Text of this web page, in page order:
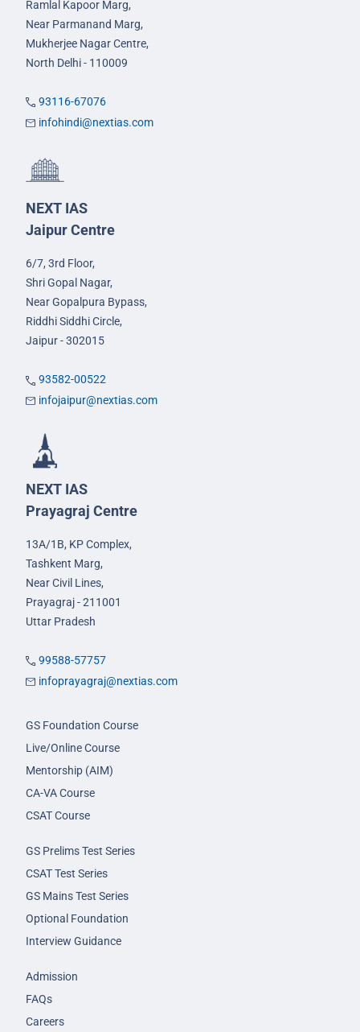
Ramlal Kapoor Marg,
Near Parmanand Marg,
Mukherjee Nagar Centre,
North Delhi - 110009
93116-67076
infohindi@nextias.com
NEXT IAS
Jaipur Centre
6/7, 3rd Floor,
Shri Gopal Nagar,
Near Gopalpura Bypass,
Riddhi Siddhi Circle,
Jaipur - 302015
93582-00522
infojaipur@nextias.com
NEXT IAS
Prayagraj Centre
13A/1B, KP Complex,
Tashkent Marg,
Near Civil Lines,
Prayagraj - 211001
Uttar Pradesh
99588-57757
infoprayagraj@nextias.com
GS Foundation Course
Live/Online Course
Mentorship (AIM)
CA-VA Course
CSAT Course
GS Prelims Test Series
CSAT Test Series
GS Mains Test Series
Optional Foundation
Interview Guidance
Admission
FAQs
Careers